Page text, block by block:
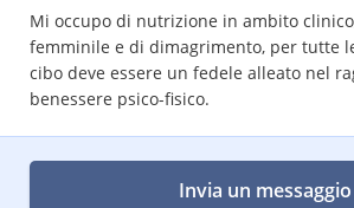
Mi occupo di nutrizione in ambito
femminile e di dimagrimento, per tutte
cibo deve essere un fedele alleato nel
benessere psico-fisico.
Invia un messaggio